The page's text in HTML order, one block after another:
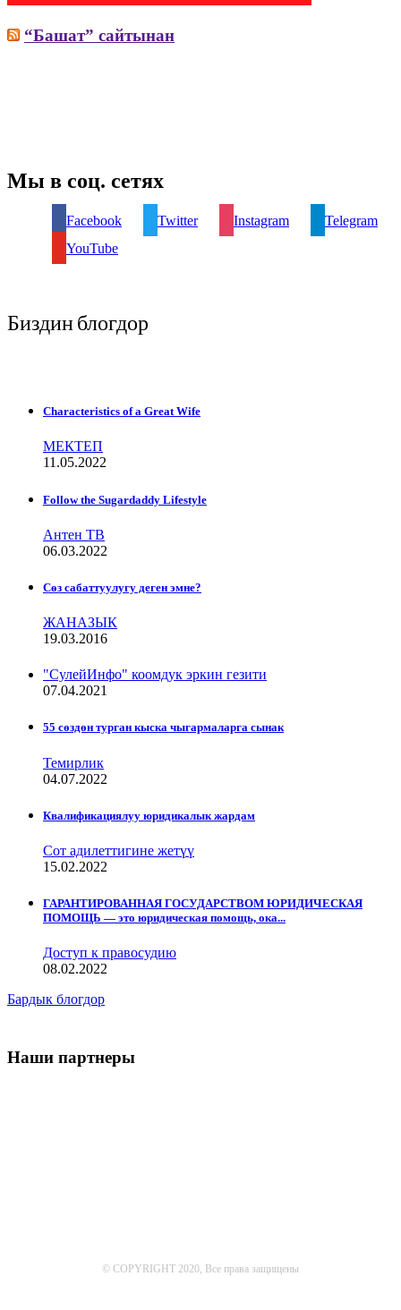
“Башат” сайтынан
Мы в соц. сетях
Facebook Twitter Instagram
Telegram
YouTube
Биздин блогдор
Characteristics of a Great Wife
МЕКТЕП
11.05.2022
Follow the Sugardaddy Lifestyle
Антен ТВ
06.03.2022
Сѳз сабаттуулугу деген эмне?
ЖАНАЗЫК
19.03.2016
"СулейИнфо" коомдук эркин гезити
07.04.2021
55 сөздөн турган кыска чыгармаларга сынак
Темирлик
04.07.2022
Квалификациялуу юридикалык жардам
Сот адилеттигине жетүү
15.02.2022
ГАРАНТИРОВАННАЯ ГОСУДАРСТВОМ ЮРИДИЧЕСКАЯ
ПОМОЩЬ — это юридическая помощь, ока...
Доступ к правосудию
08.02.2022
Бардык блогдор
Наши партнеры
© COPYRIGHT 2020, Все права защищены